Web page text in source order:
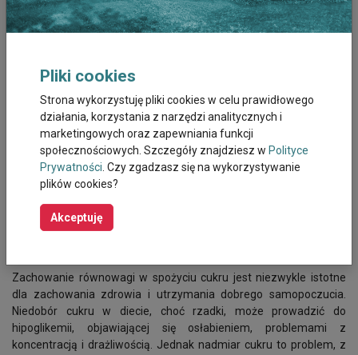
to podstawa zdrowej diety.
Zadając sobie pytanie, czy cukier jest potrzebny, możemy na nie
jego podstawowe źródło energii. To dzięki niej mogą właściwie
zachodzić procesy myślenia, zapamiętywania i uczenia się. Brak
glukozy w organizmie skutkuje ograniczeniem produkcji
neuroprzekaźników, czyli substancji odpowiedzialnych za
komunikację między neuronami, co prowadzi do zaburzeń funkcji
mózgu. Jednak nadmiar cukru również przynosi poważne
konsekwencje. Regularne spożywanie dużych ilości słodyczy
cukrzycy przyspiesza procesy degeneracyjne, takie jak kurczenie
się mózgu, zmniejszenie przepływu krwi i rozwój otępienia
Zachowanie równowagi w spożyciu cukru jest niezwykle istotne
dla zachowania zdrowia i utrzymania dobrego samopoczucia.
Niedobór cukru w diecie, choć rzadki, może prowadzić do
hipoglikemii, objawiającej się osłabieniem, problemami z
koncentracją i drażliwością. Jednak nadmiar cukru to problem, z
Pliki cookies
Strona wykorzystuję pliki cookies w celu prawidłowego
działania, korzystania z narzędzi analitycznych i
marketingowych oraz zapewniania funkcji
społecznościowych. Szczegóły znajdziesz w Polityce
Prywatności. Czy zgadzasz się na wykorzystywanie
plików cookies?
Akceptuję